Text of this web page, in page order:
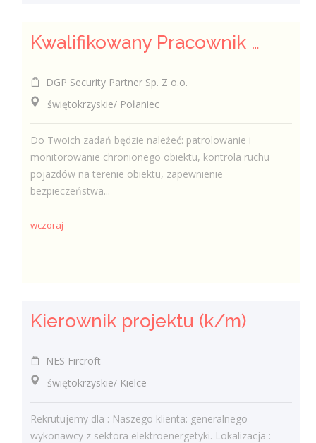
Kwalifikowany Pracownik / Kwalifikowana Pracowniczka Ochrony
DGP Security Partner Sp. Z o.o.
świętokrzyskie/ Połaniec
Do Twoich zadań będzie należeć: patrolowanie i
monitorowanie chronionego obiektu, kontrola ruchu
pojazdów na terenie obiektu, zapewnienie
bezpieczeństwa...
wczoraj
Kierownik projektu (k/m)
NES Fircroft
świętokrzyskie/ Kielce
Rekrutujemy dla : Naszego klienta: generalnego
wykonawcy z sektora elektroenergetyki. Lokalizacja :